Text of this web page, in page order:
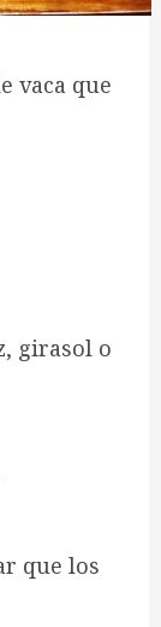
vaca que
girasol o
que los